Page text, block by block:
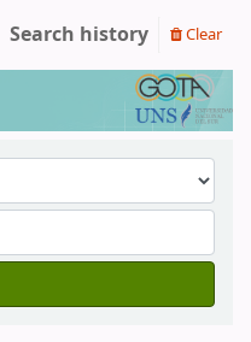
y Turismo
Search history Clear